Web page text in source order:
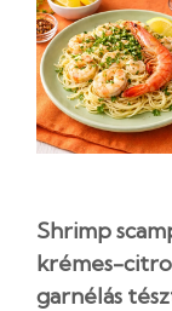
Shrimp
krémes-
garnélás